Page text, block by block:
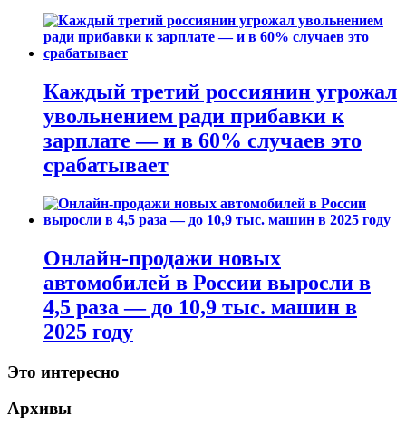
Каждый третий россиянин угрожал
увольнением ради прибавки к
зарплате — и в 60% случаев это
срабатывает
Онлайн-продажи новых
автомобилей в России выросли в
4,5 раза — до 10,9 тыс. машин в
2025 году
Это интересно
Архивы